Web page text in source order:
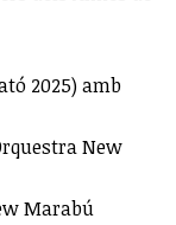
2025) amb
New
Marabú